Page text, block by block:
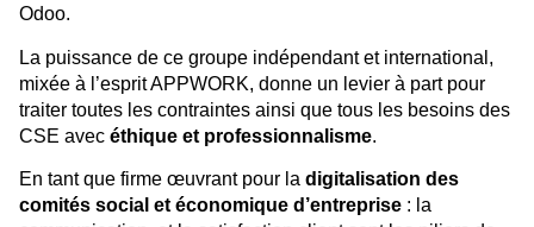
Odoo.
La puissance de ce groupe indépendant et international,
mixée à l’esprit APPWORK, donne un levier à part pour
traiter toutes les contraintes ainsi que tous les besoins des
CSE avec éthique et professionnalisme.
En tant que firme œuvrant pour la digitalisation des
comités social et économique d’entreprise : la